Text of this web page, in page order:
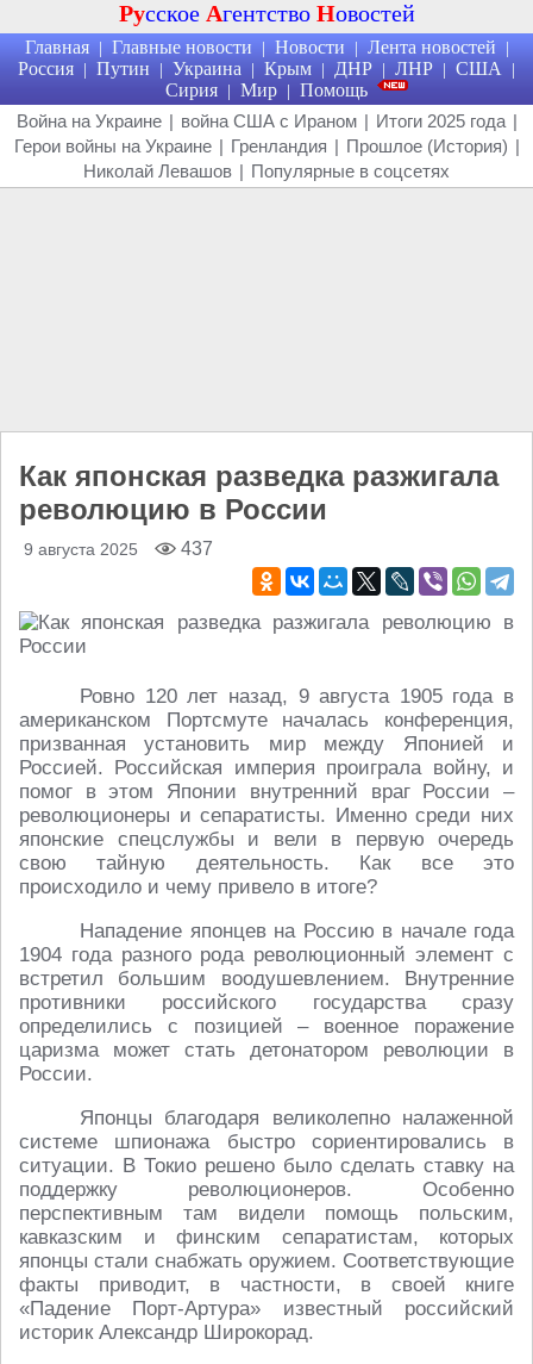
Русское Агентство Новостей
Главная | Главные новости | Новости | Лента новостей |
Россия | Путин | Украина | Крым | ДНР | ЛНР | США |
Сирия | Мир | Помощь
Война на Украине | война США с Ираном | Итоги 2025 года |
Герои войны на Украине | Гренландия | Прошлое (История) |
Николай Левашов | Популярные в соцсетях
Как японская разведка разжигала
революцию в России
9 августа 2025 437
Ровно 120 лет назад, 9 августа 1905 года в
американском Портсмуте началась конференция,
призванная установить мир между Японией и
Россией. Российская империя проиграла войну, и
помог в этом Японии внутренний враг России –
революционеры и сепаратисты. Именно среди них
японские спецслужбы и вели в первую очередь
свою тайную деятельность. Как все это
происходило и чему привело в итоге?
Нападение японцев на Россию в начале года
1904 года разного рода революционный элемент с
встретил большим воодушевлением. Внутренние
противники российского государства сразу
определились с позицией – военное поражение
царизма может стать детонатором революции в
России.
Японцы благодаря великолепно налаженной
системе шпионажа быстро сориентировались в
ситуации. В Токио решено было сделать ставку на
поддержку революционеров. Особенно
перспективным там видели помощь польским,
кавказским и финским сепаратистам, которых
японцы стали снабжать оружием. Соответствующие
факты приводит, в частности, в своей книге
«Падение Порт-Артура» известный российский
историк Александр Широкорад.